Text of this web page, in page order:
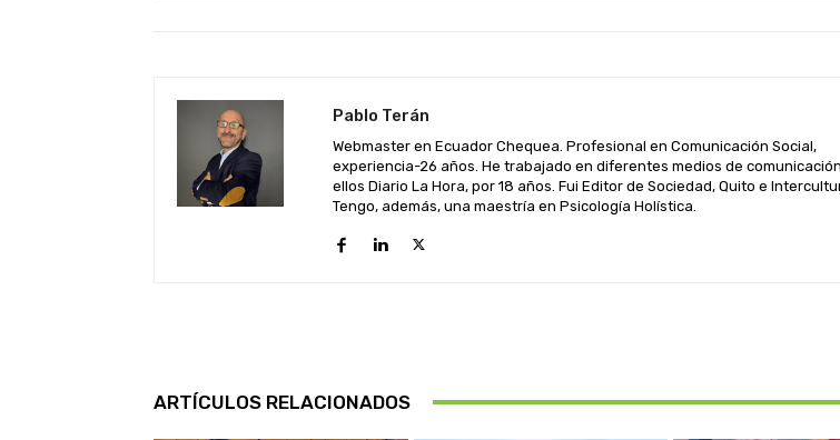
Pablo Terán
Webmaster en Ecuador Chequea. Profesional en Comunicación Social,
experiencia-26 años. He trabajado en diferentes medios de
ellos Diario La Hora, por 18 años. Fui Editor de Sociedad, Quito e
Tengo, además, una maestría en Psicología Holística.
ARTÍCULOS RELACIONADOS